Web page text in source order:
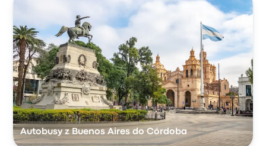
Autobusy z Buenos Aires do Córdoba